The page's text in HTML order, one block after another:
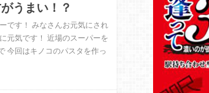
うまい！？
です！ みなさんお元気にされ
元気です！ 近場のスーパーを
今回はキノコのパスタを作っ